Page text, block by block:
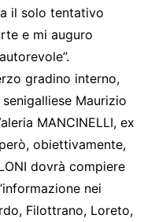
il solo tentativo
e mi auguro
gradino interno,
Maurizio
MANCINELLI, ex
obiettivamente,
dovrà compiere
nei
Filottrano, Loreto,